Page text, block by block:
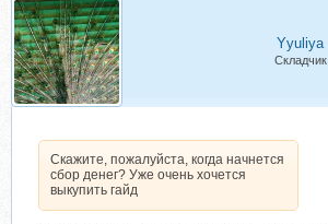
Yyuliya
Складчик
Скажите, пожалуйста, когда начнется
сбор денег? Уже очень хочется
выкупить гайд